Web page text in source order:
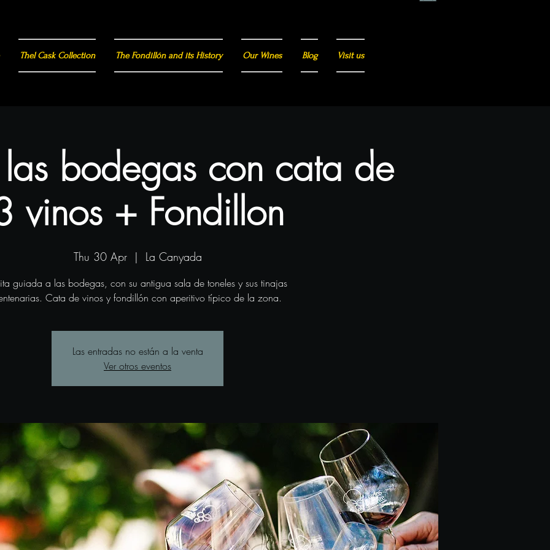
bodegas con cata de
vinos + Fondillon
Thu 30 Apr
  |
La Canyada
guiada a las bodegas, con su antigua sala de toneles y sus tinajas
Cata de vinos y fondillón con aperitivo típico de la zona.
Las entradas no están a la venta
Ver otros eventos
Thel Cask Collection The Fondillón and its History Our Wines Blog Visit us